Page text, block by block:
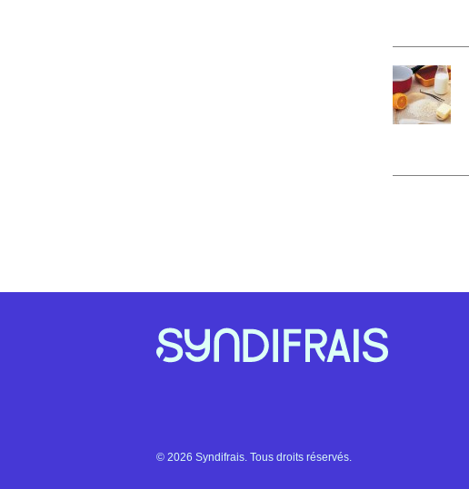
© 2026 Syndifrais. Tous droits réservés.